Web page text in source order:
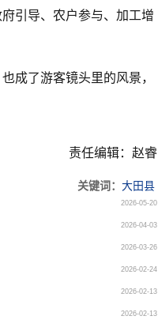
引导、农户参与、加工增
成了游客镜头里的风景，
责任编辑：赵睿
关键词： 大田县
2026-05-20
2026-04-03
2026-03-26
2026-02-24
2026-02-13
2026-02-13